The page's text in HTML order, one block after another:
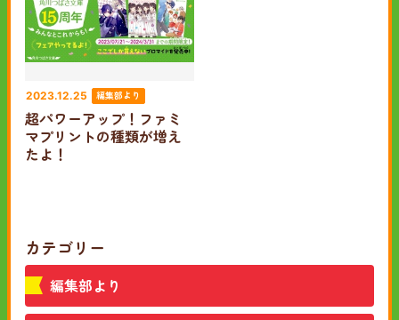
2023.12.25 編集部より
超パワーアップ！ファミ
マプリントの種類が増え
たよ！
カテゴリー
編集部より